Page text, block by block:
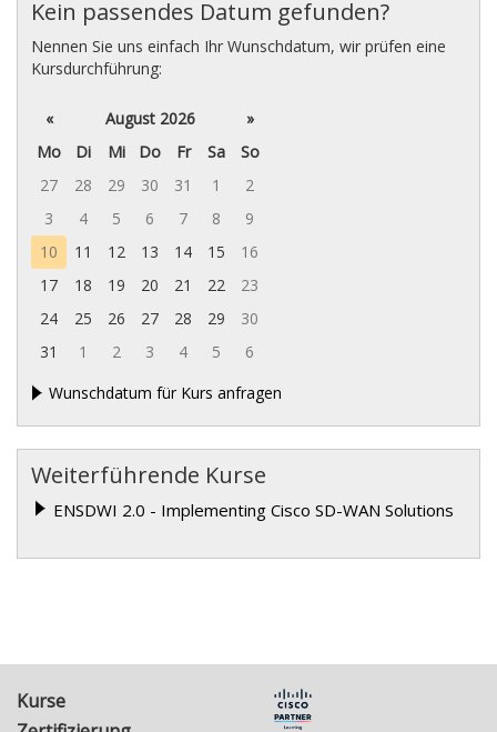
Kein passendes Datum gefunden?
Nennen Sie uns einfach Ihr Wunschdatum, wir prüfen eine
Kursdurchführung:
« August 2026
»
Mo
Di Mi Do Fr Sa
So
27
28 29 30 31 1
2
3
4 5 6 7 8
9
10
11 12 13 14 15
16
17
18 19 20 21 22
23
24
25 26 27 28 29
30
31
1 2 3 4 5
6
Wunschdatum für Kurs anfragen
Weiterführende Kurse
ENSDWI 2.0 - Implementing Cisco SD-WAN Solutions
Kurse